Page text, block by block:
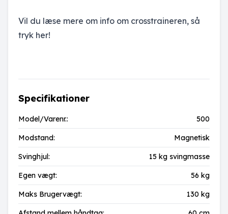
Vil du læse mere om info om crosstraineren, så
tryk her!
Specifikationer
Model/Varenr.: 500
Modstand: Magnetisk
Svinghjul: 15 kg svingmasse
Egen vægt: 56 kg
Maks Brugervægt: 130 kg